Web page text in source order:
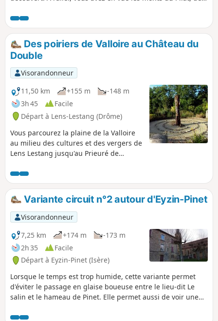
retournant, vous pouvez admirer les sommets du Vercors,
des Alpes, de la Chartreuse, le Mont Blanc (si le temps le
permet...)Des poiriers de Valloire au Château du
Double
Visorandonneur
11,50 km
+155 m
-148 m
3h 45
Facile
Départ à Lens-Lestang (Drôme)
Vous parcourez la plaine de la Valloire
au milieu des cultures et des vergers de
Lens Lestang jusqu'au Prieuré de
vous informent sur les mûriers et les
poiriers. Ensuite vous montez jusqu'à la
Madone de Moras pour revenir par un
chemin bien protégé du soleil, le long
de la moraine. Au passage vous pouvez
admirer le Château du Double.
Variante circuit n°2 autour d'Eyzin-Pinet
Visorandonneur
7,25 km
+174 m
-173 m
2h 35
Facile
Départ à Eyzin-Pinet (Isère)
Lorsque le temps est trop humide, cette variante permet
d'éviter le passage en glaise boueuse entre le lieu-dit Le
salin et le hameau de Pinet. Elle permet aussi de voir une